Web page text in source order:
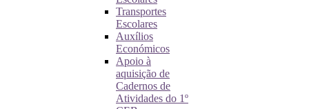
Transportes
Escolares
Auxílios
Económicos
Apoio à
aquisição de
Cadernos de
Atividades do 1º